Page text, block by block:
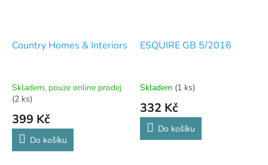
Country Homes & Interiors
Skladem, pouze online prodej
(2 ks)
399 Kč
Do košíku
ESQUIRE GB 5/2016
Skladem (1 ks)
332 Kč
Do košíku